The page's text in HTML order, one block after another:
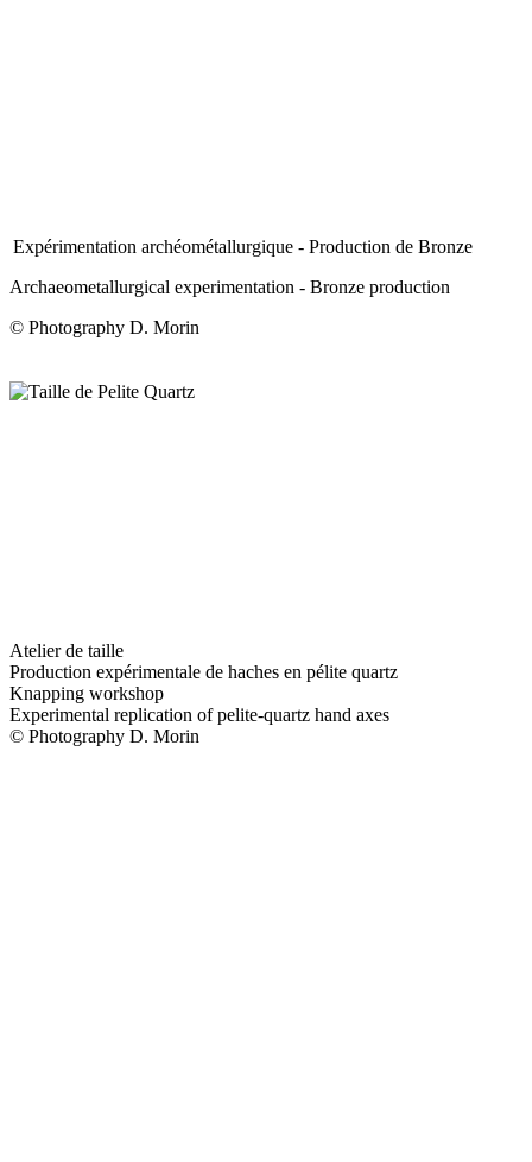
Expérimentation archéométallurgique - Production de Bronze
Archaeometallurgical experimentation - Bronze production
© Photography D. Morin
Atelier de taille
Production expérimentale de haches en pélite quartz
Knapping workshop
Experimental replication of pelite-quartz hand axes
© Photography D. Morin